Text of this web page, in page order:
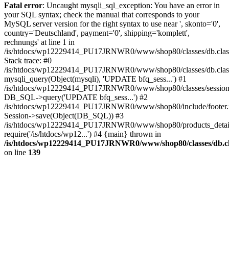
Fatal error: Uncaught mysqli_sql_exception: You have an error in
your SQL syntax; check the manual that corresponds to your
MySQL server version for the right syntax to use near ', skonto='0',
country='Deutschland', payment='0', shipping='komplett',
rechnungs' at line 1 in
/is/htdocs/wp12229414_PU17JRNWR0/www/shop80/classes/
Stack trace: #0
/is/htdocs/wp12229414_PU17JRNWR0/www/shop80/classes/
mysqli_query(Object(mysqli), 'UPDATE bfq_sess...') #1
/is/htdocs/wp12229414_PU17JRNWR0/www/shop80/classes/
DB_SQL->query('UPDATE bfq_sess...') #2
/is/htdocs/wp12229414_PU17JRNWR0/www/shop80/include/
Session->save(Object(DB_SQL)) #3
/is/htdocs/wp12229414_PU17JRNWR0/www/shop80/
require('/is/htdocs/wp12...') #4 {main} thrown in
/is/htdocs/wp12229414_PU17JRNWR0/www/shop80/classes/
on line 139